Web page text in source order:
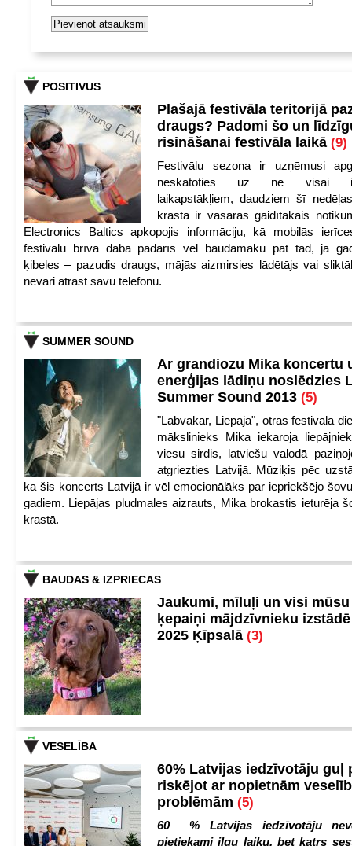
POSITIVUS
Plašajā festivāla teritorijā
draugs? Padomi šo un
risināšanai festivāla laikā (9)
Festivālu sezona ir uzņēmusi
neskatoties uz ne visai
laikapstākļiem, daudziem šī
krastā ir vasaras gaidītākais
Electronics Baltics apkopojis informāciju, kā mobilās
festivālu brīvā dabā padarīs vēl baudāmāku pat tad, ja
ķibeles – pazudis draugs, mājās aizmirsies lādētājs vai
nevari atrast savu telefonu.
SUMMER SOUND
Ar grandiozu Mika koncertu
enerģijas lādiņu noslēdzies
Summer Sound 2013 (5)
"Labvakar, Liepāja", otrās festivāla
mākslinieks Mika iekaroja
viesu sirdis, latviešu valodā
atgriezties Latvijā. Mūziķis pēc
ka šis koncerts Latvijā ir vēl emocionālāks par iepriekšējo
gadiem. Liepājas pludmales aizrauts, Mika brokastis ieturēja
krastā.
BAUDAS & IZPRIECAS
Jaukumi, mīluļi un visi
ķepaiņi mājdzīvnieku
2025 Ķīpsalā (3)
VESELĪBA
60% Latvijas iedzīvotāju guļ
riskējot ar nopietnām
problēmām (5)
60 % Latvijas iedzīvotāju
pietiekami ilgu laiku, bet katrs